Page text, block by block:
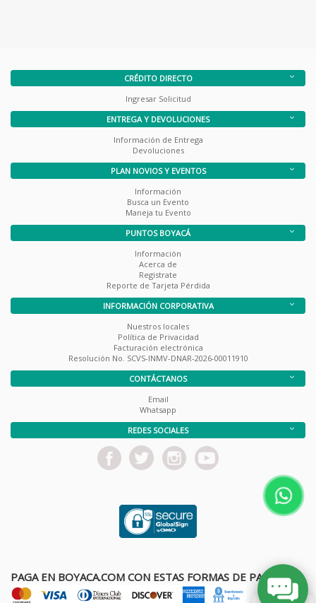
CRÉDITO DIRECTO
Ingresar Solicitud
ENTREGA Y DEVOLUCIONES
Información de Entrega
Devoluciones
PLAN NOVIOS Y EVENTOS
Información
Busca un Evento
Maneja tu Evento
PUNTOS BOYACÁ
Información
Acerca de
Registrate
Reporte de Tarjeta Pérdida
INFORMACIÓN CORPORATIVA
Nuestros locales
Política de Privacidad
Facturación electrónica
Resolución No. SCVS-INMV-DNAR-2026-00011910
CONTÁCTANOS
Email
Whatsapp
REDES SOCIALES
PAGA EN BOYACA.COM CON ESTAS FORMAS DE PAGO